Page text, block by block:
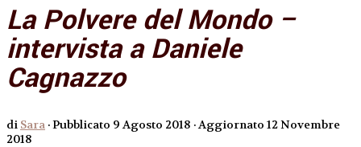
La Polvere del Mondo –
intervista a Daniele
Cagnazzo
di Sara · Pubblicato 9 Agosto 2018 · Aggiornato 12 Novembre
2018